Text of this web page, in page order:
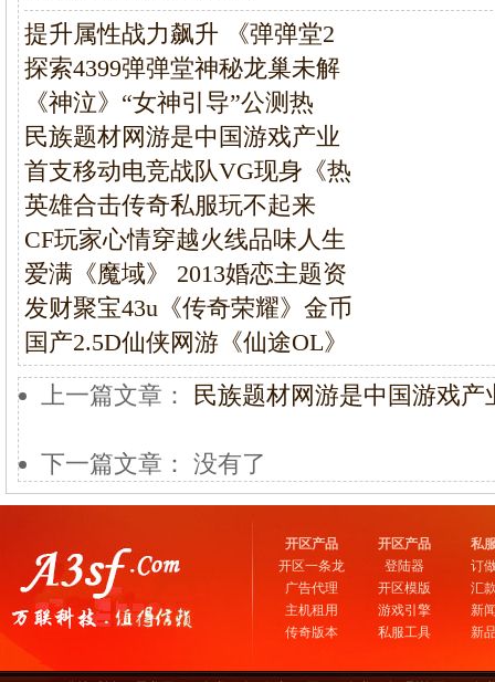
提升属性战力飙升 《弹弹堂2
探索4399弹弹堂神秘龙巢未解
《神泣》“女神引导”公测热
民族题材网游是中国游戏产业
首支移动电竞战队VG现身《热
英雄合击传奇私服玩不起来
CF玩家心情穿越火线品味人生
爱满《魔域》 2013婚恋主题资
发财聚宝43u《传奇荣耀》金币
国产2.5D仙侠网游《仙途OL》
上一篇文章： 民族题材网游是中国游戏产
下一篇文章： 没有了
开区产品
开区一条龙
广告代理
主机租用
传奇版本
开区产品
登陆器
开区模版
游戏引擎
私服工具
私
订
汇
新
新